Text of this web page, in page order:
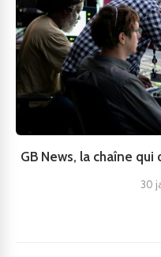
GB News, la chaîne
30